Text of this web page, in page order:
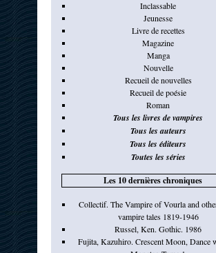
Inclassable
Jeunesse
Livre de recettes
Magazine
Manga
Nouvelle
Recueil de nouvelles
Recueil de poésie
Roman
Tous les livres de vampires
Tous les auteurs
Tous les éditeurs
Toutes les séries
Les 10 dernières chroniques
Collectif. The Vampire of Vourla and
vampire tales 1819-1946
Russel, Ken. Gothic. 1986
Fujita, Kazuhiro. Crescent Moon, Dance